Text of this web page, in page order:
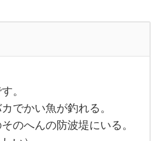
。
でかい魚が釣れる。
のへんの防波堤にいる。